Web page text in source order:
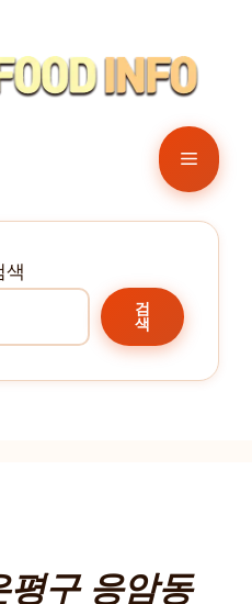
메
뉴
색
검
색
구 응암동